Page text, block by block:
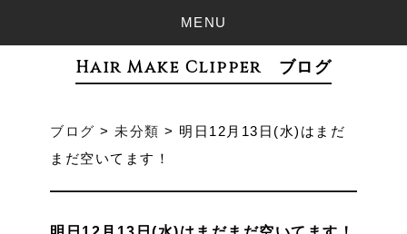
MENU
Hair Make Clipper ブログ
ブログ > 未分類 > 明日12月13日(水)はまだ
まだ空いてます！